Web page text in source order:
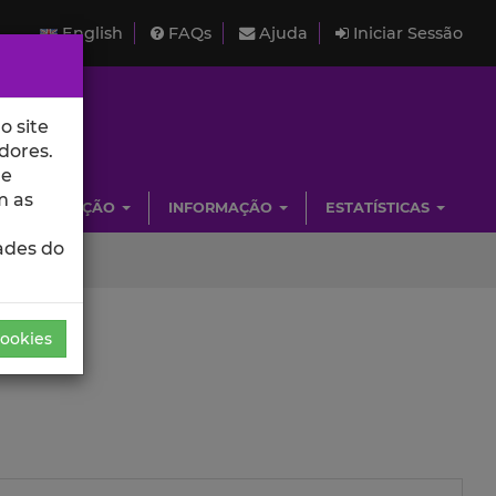
English FAQs Ajuda Iniciar Sessão
INVESTIGAÇÃO INFORMAÇÃO ESTATÍSTICAS
site
as
do